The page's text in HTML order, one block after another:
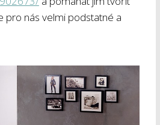
pro nás velmi podstatné a